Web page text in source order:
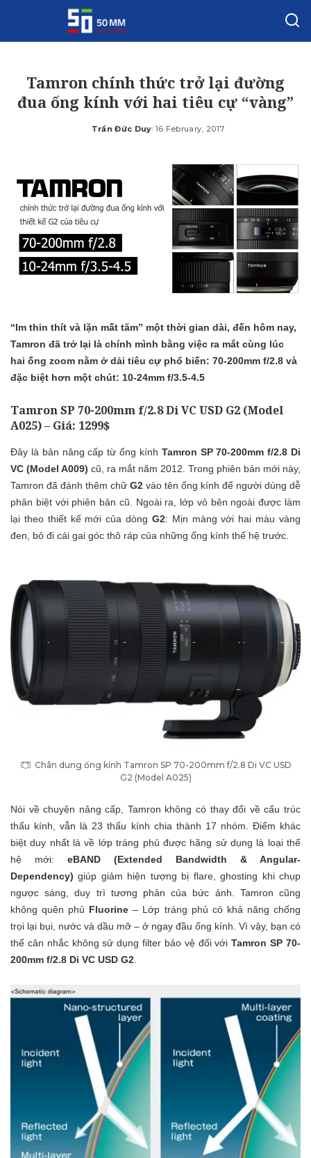
Tamron chính thức trở lại đường
đua ống kính với hai tiêu cự “vàng”
Posted
Trần Đức Duy 16 February, 2017
“Im thin thít và lặn mất tăm” một thời gian dài, đến hôm nay,
Tamron đã trở lại là chính mình bằng việc ra mắt cùng lúc
hai ống zoom nằm ở dải tiêu cự phổ biến: 70-200mm f/2.8 và
đặc biệt hơn một chút: 10-24mm f/3.5-4.5
Tamron SP 70-200mm f/2.8 Di VC USD G2 (Model
A025) – Giá: 1299$
Đây là bản nâng cấp từ ống kính Tamron SP 70-200mm f/2.8 Di
VC (Model A009) cũ, ra mắt năm 2012. Trong phiên bản mới này,
Tamron đã đánh thêm chữ G2 vào tên ống kính để người dùng dễ
phân biệt với phiên bản cũ. Ngoài ra, lớp vỏ bên ngoài được làm
lại theo thiết kế mới của dòng G2: Mịn màng với hai màu vàng
đen, bỏ đi cái gai góc thô ráp của những ống kính thế hệ trước.
Chân dung ống kính Tamron SP 70-200mm f/2.8 Di VC USD
G2 (Model A025)
Nói về chuyện nâng cấp, Tamron không có thay đổi về cấu trúc
thấu kính, vẫn là 23 thấu kính chia thành 17 nhóm. Điểm khác
biệt duy nhất là về lớp tráng phủ được hãng sử dụng là loại thế
hệ mới: eBAND (Extended Bandwidth & Angular-
Dependency) giúp giảm hiện tượng bị flare, ghosting khi chụp
ngược sáng, duy trì tương phản của bức ảnh. Tamron cũng
không quên phủ Fluorine – Lớp tráng phủ có khả năng chống
trọi lại bụi, nước và dầu mỡ – ở ngay đầu ống kính. Vì vậy, bạn có
thể cân nhắc không sử dụng filter bảo vệ đối vớiTamron SP 70-
200mm f/2.8 Di VC USD G2